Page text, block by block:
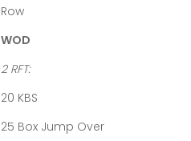
Row
WOD
2 RFT:
20 KBS
25 Box Jump Over